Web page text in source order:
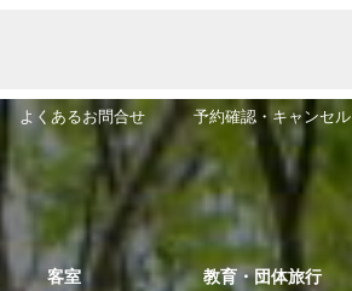
よくあるお問合せ 予約確認・キャンセル
客室 教育・団体旅行